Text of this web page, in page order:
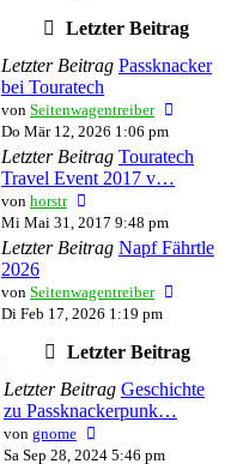
Letzter Beitrag
Letzter Beitrag Passknacker
bei Touratech
von Seitenwagentreiber
Do Mär 12, 2026 1:06 pm
Letzter Beitrag Touratech
Travel Event 2017 v…
von horstr
Beitrag
Mi Mai 31, 2017 9:48 pm
Letzter Beitrag Napf Fährtle
2026
von Seitenwagentreiber
Di Feb 17, 2026 1:19 pm
Letzter Beitrag
Letzter Beitrag Geschichte
zu Passknackerpunk…
von gnome
Beitrag
Sa Sep 28, 2024 5:46 pm